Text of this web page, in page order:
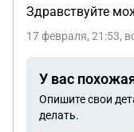
Здравствуйте
17 февраля, 21:53,
У вас
Опишите свои
делать.